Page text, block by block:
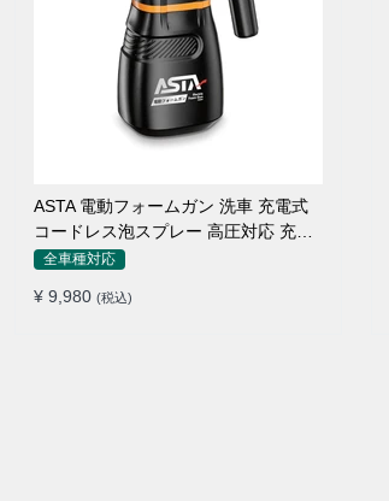
ASTA 電動フォームガン 洗車 充電式
コードレス泡スプレー 高圧対応 充電
式フォームスプレー 洗車グッズ 車・
全車種対応
¥ 9,980 (税込)